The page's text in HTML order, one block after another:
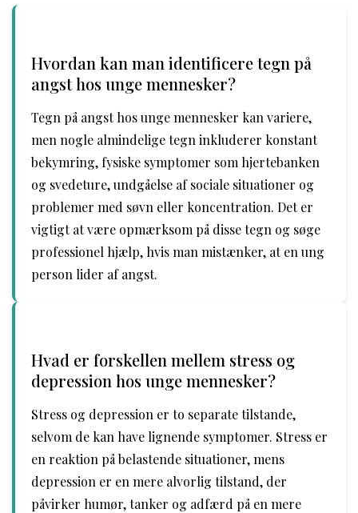
Hvordan kan man identificere tegn på
angst hos unge mennesker?
Tegn på angst hos unge mennesker kan variere,
men nogle almindelige tegn inkluderer konstant
bekymring, fysiske symptomer som hjertebanken
og svedeture, undgåelse af sociale situationer og
problemer med søvn eller koncentration. Det er
vigtigt at være opmærksom på disse tegn og søge
professionel hjælp, hvis man mistænker, at en ung
person lider af angst.
Hvad er forskellen mellem stress og
depression hos unge mennesker?
Stress og depression er to separate tilstande,
selvom de kan have lignende symptomer. Stress er
en reaktion på belastende situationer, mens
depression er en mere alvorlig tilstand, der
påvirker humør, tanker og adfærd på en mere